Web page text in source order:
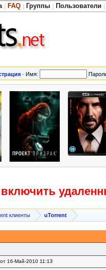
FAQ Группы Пользователи
· Имя:
включить
клиенты uTorrent
от 16-Май-2010 11:13